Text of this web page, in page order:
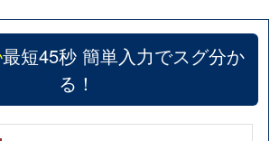
最短45秒 簡単入力でスグ分か
る！